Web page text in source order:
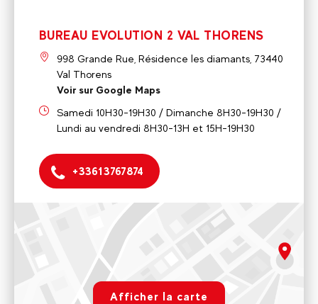
BUREAU EVOLUTION 2 VAL THORENS
998 Grande Rue, Résidence les diamants, 73440
Val Thorens
Voir sur Google Maps
Samedi 10H30-19H30 / Dimanche 8H30-19H30 /
Lundi au vendredi 8H30-13H et 15H-19H30
+33613767874
rgpd.advert.map
BUREAU EVOLUTION 2 VAL THORENS
998 Grande Rue, Résidence les diamants, 73440 Val
Samedi 10H30-19H30 / Dimanche 8H30-19H30 / Lundi au
vendredi 8H30-13H et 15H-19H30
Afficher la carte